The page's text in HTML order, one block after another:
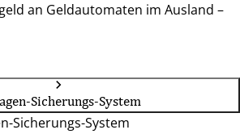
an Geldautomaten im Ausland –
Sicherungs-System
Sicherungs-System